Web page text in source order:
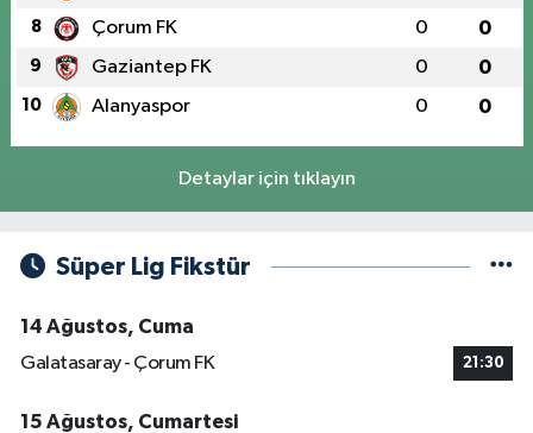
8 Çorum FK 0 0
9 Gaziantep FK 0 0
10 Alanyaspor 0 0
Detaylar için tıklayın
Süper Lig Fikstür
14 Ağustos, Cuma
Galatasaray - Çorum FK
21:30
15 Ağustos, Cumartesi